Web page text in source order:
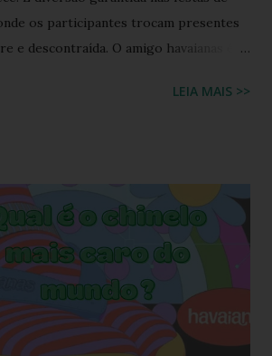
os participantes trocam presentes
e descontraída. O amigo havaianas é
exclusivamente sandálias havaianas
acontece no final do ano para
ano letivo nas escolas, nas
trabalho, nas festas de fim de ano,
que a brincadeira proporciona,
oportunidade de ganhar muitas
sua coleção.
LEIA MAIS >>